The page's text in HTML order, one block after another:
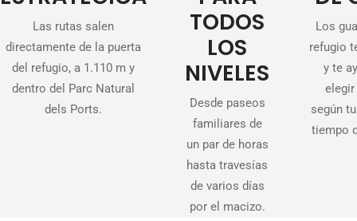
Las rutas salen
directamente de la puerta
del refugio, a 1.110 m y
dentro del Parc Natural
dels Ports.
TODOS
LOS
NIVELES
Desde paseos
familiares de
un par de horas
hasta travesías
de varios días
por el macizo.
Los
refugio
y te
según
tiempo